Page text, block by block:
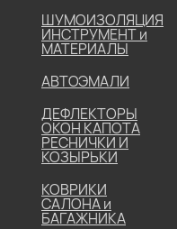
ШУМОИЗОЛЯЦИЯ
ИНСТРУМЕНТ и
МАТЕРИАЛЫ
АВТОЭМАЛИ
ДЕФЛЕКТОРЫ
ОКОН КАПОТА
РЕСНИЧКИ И
КОЗЫРЬКИ
КОВРИКИ
САЛОНА и
БАГАЖНИКА